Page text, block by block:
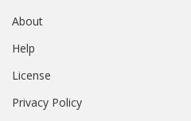
About
Help
License
Privacy Policy